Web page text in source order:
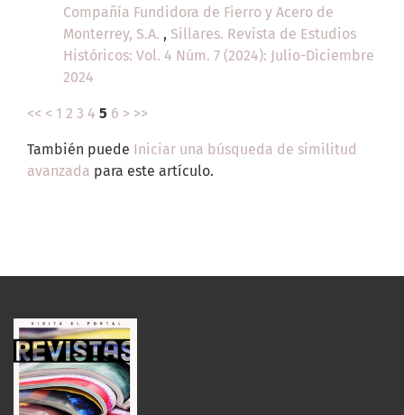
Compañía Fundidora de Fierro y Acero de
Monterrey, S.A. , Sillares. Revista de Estudios
Históricos: Vol. 4 Núm. 7 (2024): Julio-Diciembre
2024
<< < 1 2 3 4 5 6 > >>
También puede Iniciar una búsqueda de similitud
avanzada para este artículo.